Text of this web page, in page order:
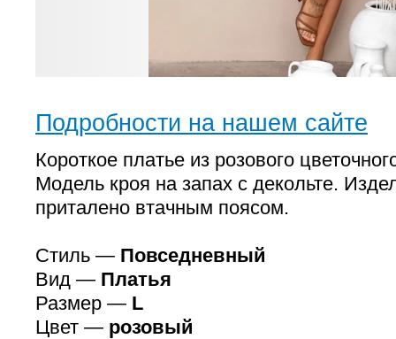
Подробности на нашем сайте
Короткое платье из розового
Модель кроя на запах с декольте.
приталено втачным поясом.
Стиль — Повседневный
Вид — Платья
Размер — L
Цвет — розовый